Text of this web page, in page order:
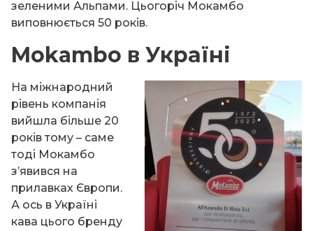
зеленими Альпами. Цьогоріч Мокамбо
виповнюється 50 років.
Mokambo в Україні
На міжнародний
рівень компанія
вийшла більше 20
років тому – саме
тоді Мокамбо
з’явився на
прилавках Європи.
А ось в Україні
кава цього бренду